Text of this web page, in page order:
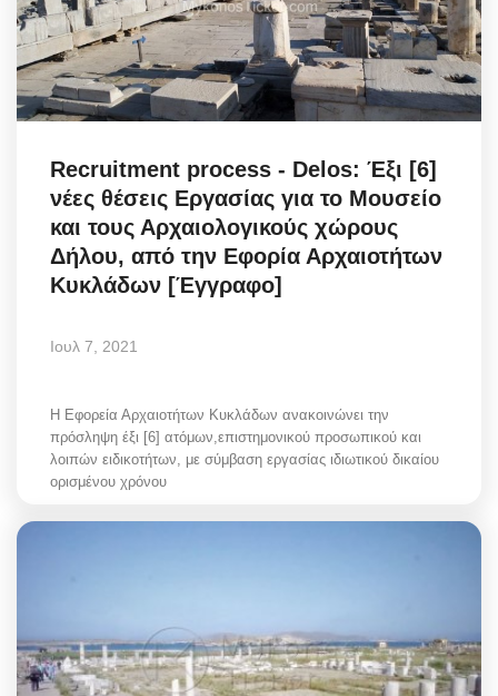
Recruitment process - Delos: Έξι [6]
νέες θέσεις Εργασίας για το Μουσείο
και τους Αρχαιολογικούς χώρους
Δήλου, από την Εφορία Αρχαιοτήτων
Κυκλάδων [Έγγραφο]
Ιουλ 7, 2021
Η Εφορεία Αρχαιοτήτων Κυκλάδων ανακοινώνει την
πρόσληψη έξι [6] ατόμων,επιστημονικού προσωπικού και
λοιπών ειδικοτήτων, με σύμβαση εργασίας ιδιωτικού δικαίου
ορισμένου χρόνου